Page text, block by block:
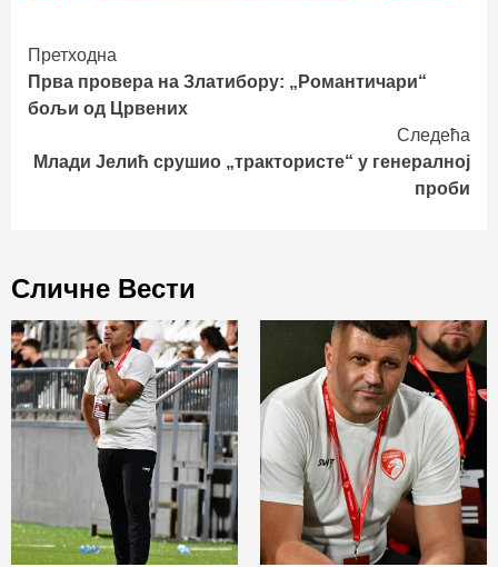
Continue
Reading
Претходна
Прва провера на Златибору: „Романтичари“
бољи од Црвених
Следећа
Млади Јелић срушио „трактористе“ у генералној
проби
Сличне Вести